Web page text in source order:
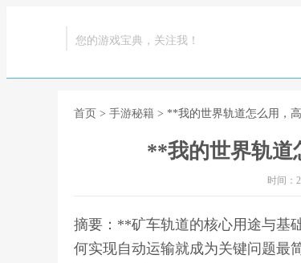
您的游戏宝典，关注我！
首页 > 手游秘籍 > **我的世界轨道怎么用，
**我的世界轨道
时间：
摘要：**矿车轨道的核心用途与基
何实现自动运输就成为关键问题最